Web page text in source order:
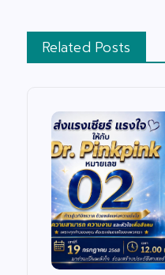
Related Posts